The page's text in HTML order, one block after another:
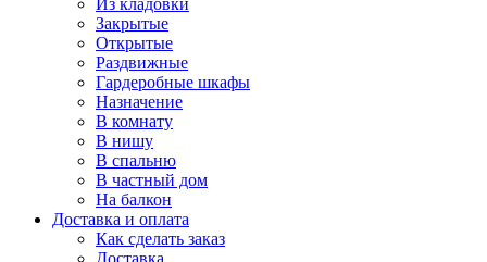
Из кладовки
Закрытые
Открытые
Раздвижные
Гардеробные шкафы
Назначение
В комнату
В нишу
В спальню
В частный дом
На балкон
Доставка и оплата
Как сделать заказ
Доставка